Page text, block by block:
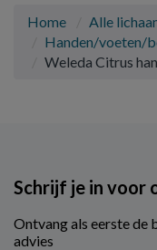
Home
Alle
Handen/voeten/
Weleda Citrus
Schrijf je in voor
Ontvang als eerste de
advies